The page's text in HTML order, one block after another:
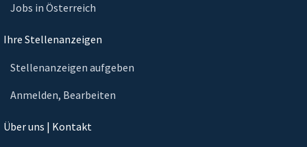
Jobs in Österreich
Ihre Stellenanzeigen
Stellenanzeigen aufgeben
Anmelden, Bearbeiten
Über uns | Kontakt